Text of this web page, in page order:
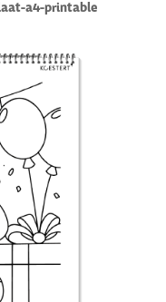
a4-printable